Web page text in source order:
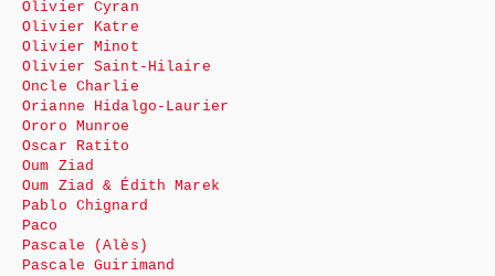
Olivier Cyran
Olivier Katre
Olivier Minot
Olivier Saint-Hilaire
Oncle Charlie
Orianne Hidalgo-Laurier
Ororo Munroe
Oscar Ratito
Oum Ziad
Oum Ziad & Édith Marek
Pablo Chignard
Paco
Pascale (Alès)
Pascale Guirimand